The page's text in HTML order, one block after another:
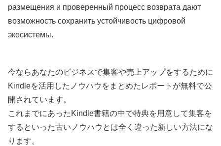
размещения и проверенный процесс возврата дают
возможность сохранить устойчивость цифровой
экосистемы.
今ならあなたのビジネスで集客や売上アップをするために
Kindleを活用したノウハウをまとめたレポートが無料で公
開されています。
これまでにあったKindle書籍の中で特典を用意して集客を
するといった古いノウハウとは全く違った新しい方法にな
ります。